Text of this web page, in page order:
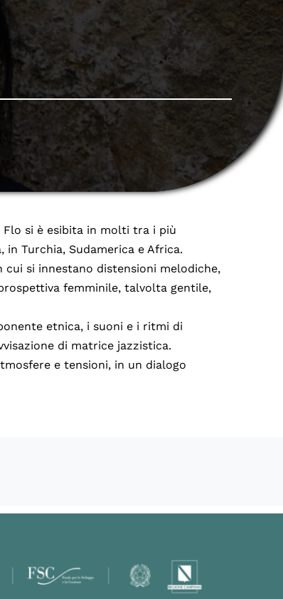
Flo si è esibita in molti tra i più
Turchia, Sudamerica e Africa.
si innestano distensioni melodiche,
femminile, talvolta gentile,
etnica, i suoni e i ritmi di
di matrice jazzistica.
e tensioni, in un dialogo